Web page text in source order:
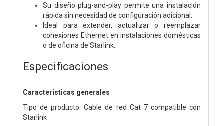
Su diseño plug-and-play permite una instalación
rápida sin necesidad de configuración adicional.
Ideal para extender, actualizar o reemplazar
conexiones Ethernet en instalaciones domésticas
o de oficina de Starlink.
Especificaciones
Características generales
Tipo de producto: Cable de red Cat 7 compatible con
Starlink